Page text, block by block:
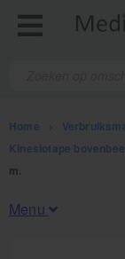
Home
Kinesiotape
m.
Menu